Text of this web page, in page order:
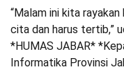
“Malam ini kita
cita dan harus tertib,”
*HUMAS JABAR*
Informatika Provinsi